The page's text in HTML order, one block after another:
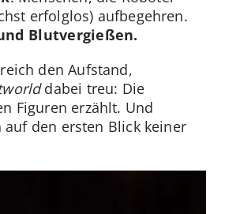
erfolglos) aufbegehren.
Blutvergießen.
den Aufstand,
dabei treu: Die
Figuren erzählt. Und
den ersten Blick keiner